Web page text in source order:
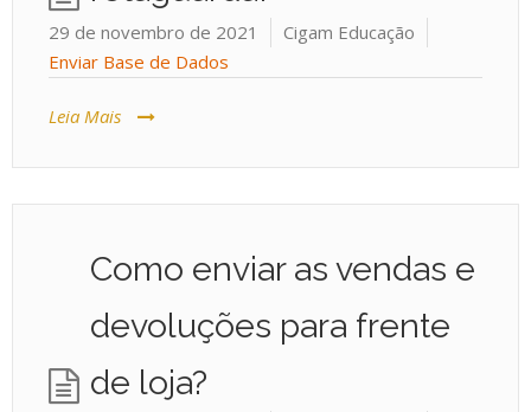
29 de novembro de 2021
Cigam Educação
Enviar Base de Dados
Leia Mais
Como enviar as vendas e
devoluções para frente
de loja?